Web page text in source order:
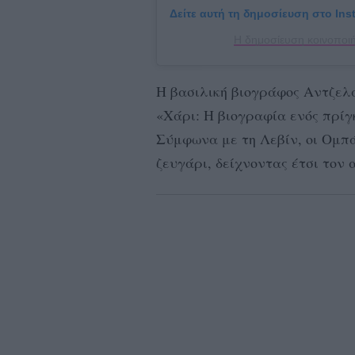
Δείτε αυτή τη δημοσίευση στο
Η βασιλική βιογράφος
«Χάρι: Η βιογραφία ενός
Σύμφωνα με τη Λεβίν, οι
ζευγάρι, δείχνοντας έτσι